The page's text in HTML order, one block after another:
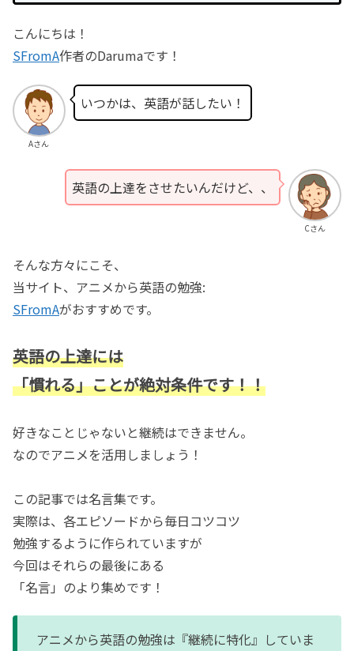
こんにちは！
SFromA作者のDarumaです！
Aさん
いつかは、英語が話したい！
Cさん
英語の上達をさせたいんだけど、、
そんな方々にこそ、
当サイト、アニメから英語の勉強:
SFromAがおすすめです。
英語の上達には
「慣れる」ことが絶対条件です！！
好きなことじゃないと継続はできません。
なのでアニメを活用しましょう！
この記事では名言集です。
実際は、各エピソードから毎日コツコツ
勉強するように作られていますが
今回はそれらの最後にある
「名言」のより集めです！
アニメから英語の勉強は『継続に特化』していま